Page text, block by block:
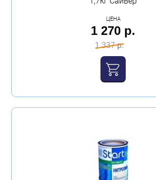
ЦЕНА
1 270 р.
1 337 р.